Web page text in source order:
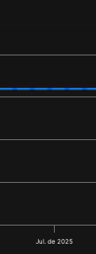
Jul. de 2025